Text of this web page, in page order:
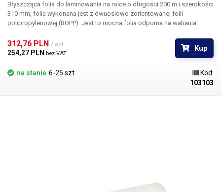
Błyszcząca folia do laminowania na rolce o długości 200 m i szerokości
310 mm, folia wykonana jest z dwuosiowo zorientowanej folii
polipropylenowej (BOPP). Jest to mocna folia odporna na wahania
laminowaniu folia jest przezroczysta, bez pęcherzyków i pęknięć.
błyszcząca jest nieco bardziej kontrastowa niż matowa, tworzy refleksy
312,76 PLN / szt.
254,27 PLN bez VAT
Kup
na stanie 6-25 szt.
Kod:
103103